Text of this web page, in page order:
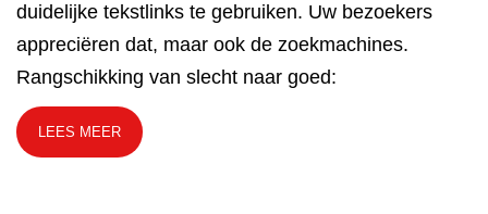
duidelijke tekstlinks te gebruiken. Uw bezoekers
appreciëren dat, maar ook de zoekmachines.
Rangschikking van slecht naar goed:
LEES MEER